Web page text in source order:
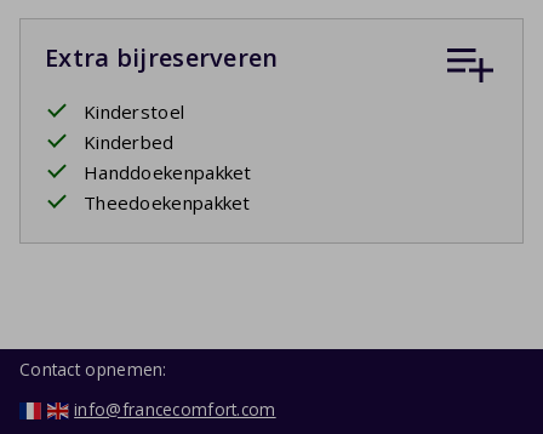
Extra bijreserveren
Kinderstoel
Kinderbed
Handdoekenpakket
Theedoekenpakket
Contact opnemen:
info@francecomfort.com